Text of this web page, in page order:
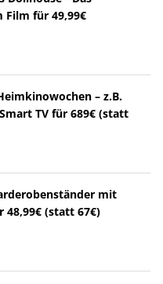
Film für 49,99€
– z.B.
TV für 689€ (statt
mit
48,99€ (statt 67€)